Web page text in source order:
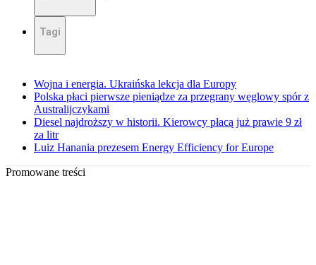
Tagi
Wojna i energia. Ukraińska lekcja dla Europy
Polska płaci pierwsze pieniądze za przegrany węglowy spór z
Australijczykami
Diesel najdroższy w historii. Kierowcy płacą już prawie 9 zł
za litr
Luiz Hanania prezesem Energy Efficiency for Europe
Promowane treści